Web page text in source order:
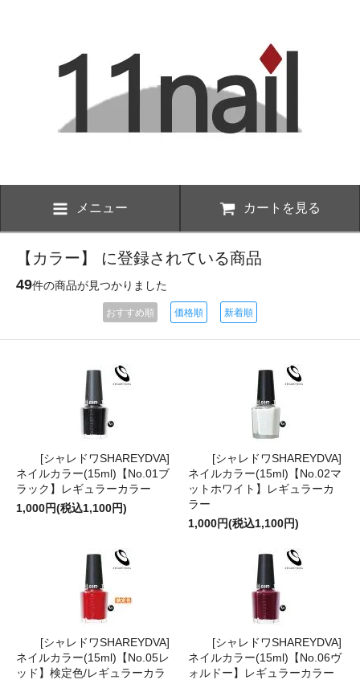
メニュー カートを見る
【カラー】 に登録されている商品
49件の商品が見つかりました
おすすめ順 価格順 新着順
[シャレドワSHAREYDVA]
ネイルカラー(15ml)【No.01ブ
ラック】レギュラーカラー
1,000円(税込1,100円)
[シャレドワSHAREYDVA]
ネイルカラー(15ml)【No.02マ
ットホワイト】レギュラーカ
ラー
1,000円(税込1,100円)
[シャレドワSHAREYDVA]
ネイルカラー(15ml)【No.05レ
ッド】検定色/レギュラーカラ
[シャレドワSHAREYDVA]
ネイルカラー(15ml)【No.06ヴ
ォルドー】レギュラーカラー